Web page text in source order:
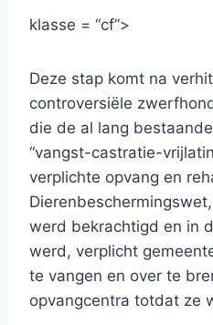
klasse = “cf”>
Deze stap komt na
controversiële
die de al lang
“vangst-castratie-
verplichte opvang en
werd bekrachtigd en in
werd, verplicht
te vangen en over te
opvangcentra totdat ze